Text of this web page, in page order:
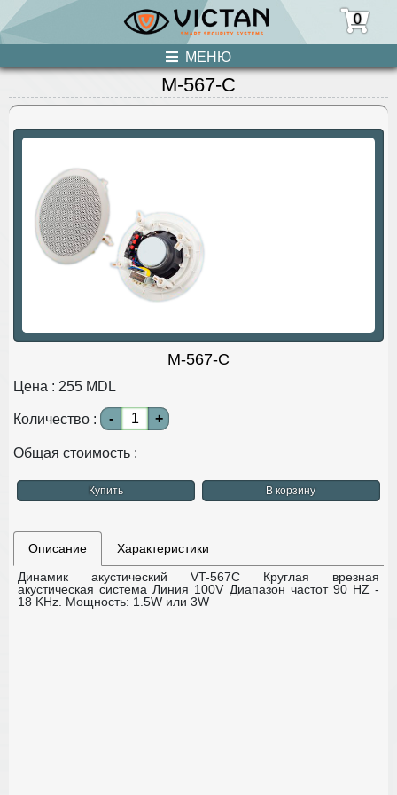
0
МЕНЮ
ПРОДУКЦИЯ
НОВОСТИ
КОНТАКТЫ
M-567-C
M-567-C
Цена : 255 MDL
Количество : - +
Общая стоимость :
Купить В корзину
Описание
Характеристики
Динамик акустический VT-567С Круглая врезная
акустическая система Линия 100V Диапазон частот 90 HZ -
18 KHz. Мощность: 1.5W или 3W